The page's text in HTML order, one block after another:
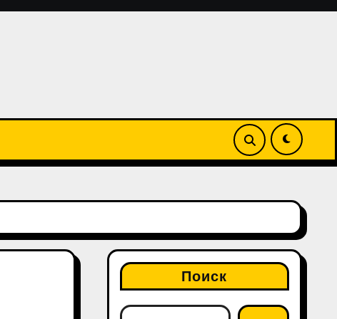
Поиск